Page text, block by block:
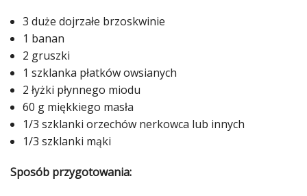
artykuł
3 duże dojrzałe brzoskwinie
1 banan
2 gruszki
1 szklanka płatków owsianych
2 łyżki płynnego miodu
60 g miękkiego masła
1/3 szklanki orzechów nerkowca lub innych
1/3 szklanki mąki
Sposób przygotowania: